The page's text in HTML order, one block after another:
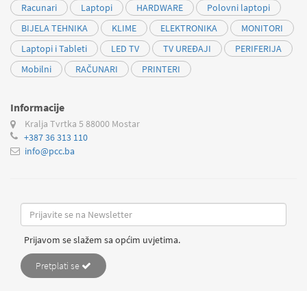
Racunari Laptopi HARDWARE
Polovni laptopi
BIJELA TEHNIKA
KLIME ELEKTRONIKA
MONITORI
Laptopi i Tableti
LED TV TV UREĐAJI
PERIFERIJA
Mobilni
RAČUNARI PRINTERI
Informacije
Kralja Tvrtka 5 88000 Mostar
+387 36 313 110
info@pcc.ba
Prijavom se slažem sa općim uvjetima.
Pretplati se